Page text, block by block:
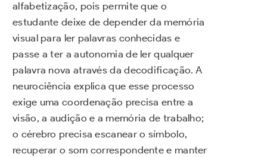
alfabetização, pois permite que o
estudante deixe de depender da memória
visual para ler palavras conhecidas e
passe a ter a autonomia de ler qualquer
palavra nova através da decodificação. A
neurociência explica que esse processo
exige uma coordenação precisa entre a
visão, a audição e a memória de trabalho;
o cérebro precisa escanear o símbolo,
recuperar o som correspondente e manter